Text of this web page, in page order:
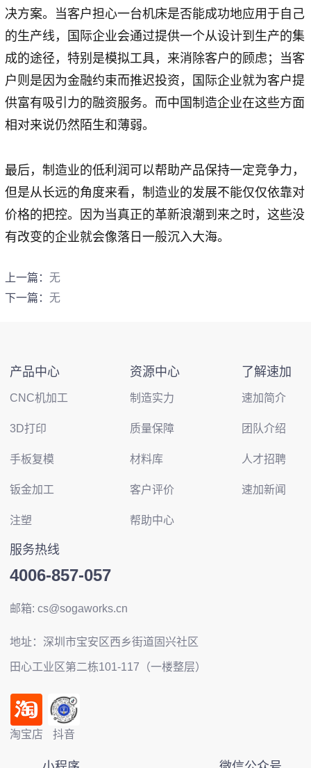
决方案。当客户担心一台机床是否能成功地应用于自己
的生产线，国际企业会通过提供一个从设计到生产的集
成的途径，特别是模拟工具，来消除客户的顾虑；当客
户则是因为金融约束而推迟投资，国际企业就为客户提
供富有吸引力的融资服务。而中国制造企业在这些方面
相对来说仍然陌生和薄弱。
最后，制造业的低利润可以帮助产品保持一定竞争力，
但是从长远的角度来看，制造业的发展不能仅仅依靠对
价格的把控。因为当真正的革新浪潮到来之时，这些没
有改变的企业就会像落日一般沉入大海。
上一篇： 无
下一篇： 无
产品中心
CNC机加工
3D打印
手板复模
钣金加工
注塑
资源中心
制造实力
质量保障
材料库
客户评价
帮助中心
了解速加
速加简介
团队介绍
人才招聘
速加新闻
服务热线
4006-857-057
邮箱: cs@sogaworks.cn
地址：深圳市宝安区西乡街道固兴社区
田心工业区第二栋101-117（一楼整层）
淘宝店 抖音